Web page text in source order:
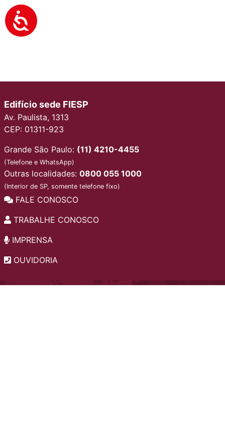
Edifício sede FIESP
Av. Paulista, 1313
CEP: 01311-923
Grande São Paulo: (11) 4210-4455
(Telefone e WhatsApp)
Outras localidades: 0800 055 1000
(Interior de SP, somente telefone fixo)
FALE CONOSCO
TRABALHE CONOSCO
IMPRENSA
OUVIDORIA